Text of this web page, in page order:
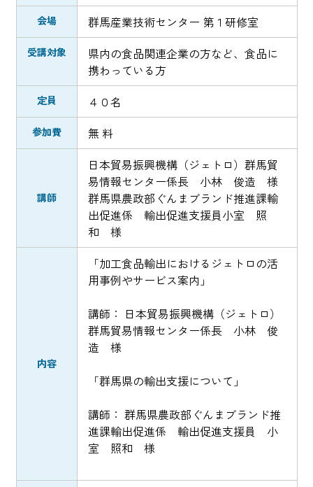
会場 群馬産業技術センター 第１研修室
受講対象
県内の食品関連企業の方など、食品に
携わっている方
定員 ４０名
参加費 無 料
講師
日本貿易振興機構（ジェトロ）群馬貿
易情報センター係長 小林 俊造 様
群馬県農政部ぐんまブランド推進課輸
出促進係 輸出促進支援員小室 照
和 様
内容
「加工食品輸出におけるジェトロの活
用事例やサービス案内」
講師： 日本貿易振興機構（ジェトロ）
群馬貿易情報センター係長 小林 俊
造 様
「群馬県の輸出支援について」
講師： 群馬県農政部ぐんまブランド推
進課輸出促進係 輸出促進支援員 小
室 照和 様